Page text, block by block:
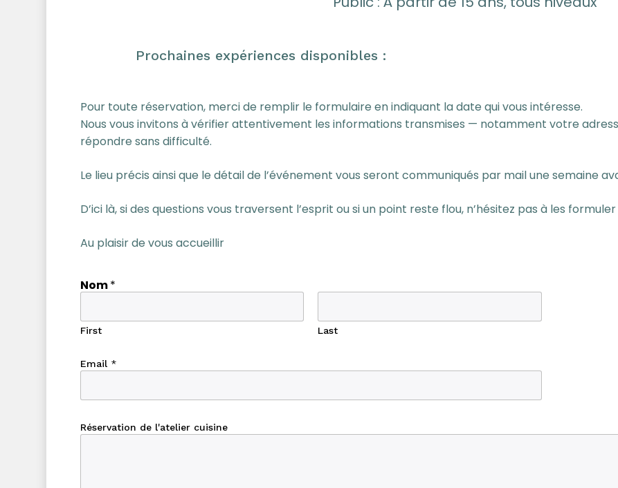
Prochaines expériences disponibles :
Pour toute réservation, merci de remplir le formulaire en indiquant la date qui vous intéresse.
Nous vous invitons à vérifier attentivement les informations transmises — notamment votre
répondre sans difficulté.
Le lieu précis ainsi que le détail de l’événement vous seront communiqués par mail une semaine
D’ici là, si des questions vous traversent l’esprit ou si un point reste flou, n’hésitez pas à les
Au plaisir de vous accueillir
o
é
r
o
Nom*
First Last
Email *
Réservation de l'atelier cuisine